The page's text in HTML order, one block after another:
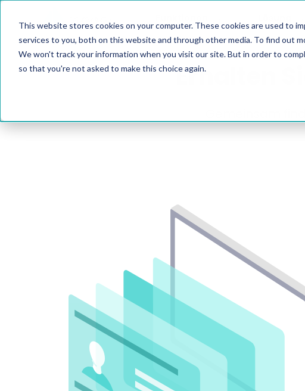
This website stores cookies on your computer. These cookies are used to
services to you, both on this website and through other media. To find out
We won't track your information when you visit our site. But in order to
so that you're not asked to make this choice again.Erhalten
Gemeinsam